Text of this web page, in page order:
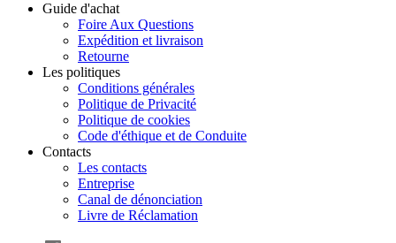
Guide d'achat
Foire Aux Questions
Expédition et livraison
Retourne
Les politiques
Conditions générales
Politique de Privacité
Politique de cookies
Code d'éthique et de Conduite
Contacts
Les contacts
Entreprise
Canal de dénonciation
Livre de Réclamation